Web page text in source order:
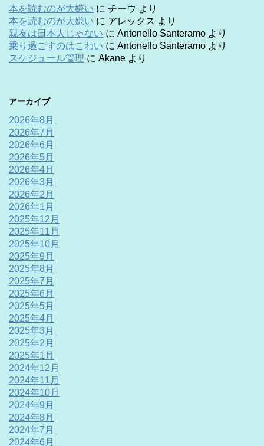
本を読むのが大嫌い に チーウ より
本を読むのが大嫌い に アレックス より
親友は日本人じゃない に Antonello Santeramo より
乗り過ごすのはこわい に Antonello Santeramo より
スケジュール管理 に Akane より
アーカイブ
2026年8月
2026年7月
2026年6月
2026年5月
2026年4月
2026年3月
2026年2月
2026年1月
2025年12月
2025年11月
2025年10月
2025年9月
2025年8月
2025年7月
2025年6月
2025年5月
2025年4月
2025年3月
2025年2月
2025年1月
2024年12月
2024年11月
2024年10月
2024年9月
2024年8月
2024年7月
2024年6月